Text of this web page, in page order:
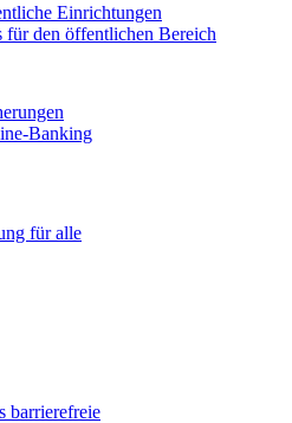
Einrichtungen
für den öffentlichen Bereich
Banking
für alle
barrierefreie